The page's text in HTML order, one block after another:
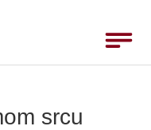
srcu